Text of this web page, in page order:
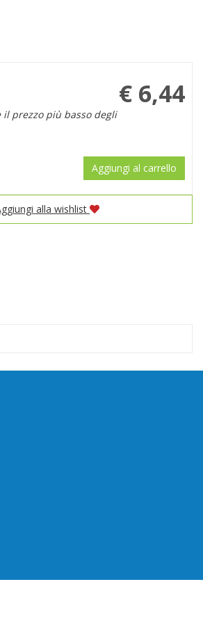
Sconto
Prezzo
scontato
€ 6,44
prezzo più basso degli
Aggiungi al carrello
alla wishlist